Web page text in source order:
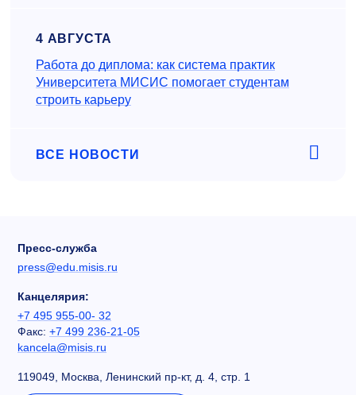
4 АВГУСТА
Работа до диплома: как система практик
Университета МИСИС помогает студентам
строить карьеру
ВСЕ НОВОСТИ
Пресс-служба
press@edu.misis.ru
Канцелярия:
+7 495 955-00- 32
Факс: +7 499 236-21-05
kancela@misis.ru
119049, Москва, Ленинский пр-кт, д. 4, стр. 1